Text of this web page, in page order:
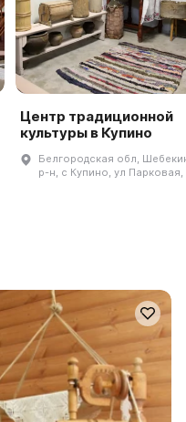
Центр традиционной
культуры в Купино
Белгородская обл,
р-н, с Купино, ул Парковая,